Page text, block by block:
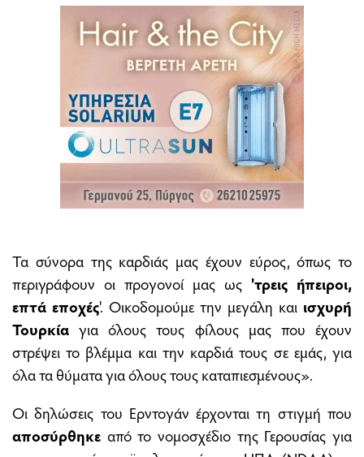
Τα σύνορα της καρδιάς μας έχουν εύρος, όπως το
περιγράφουν οι προγονοί μας ως 'τρεις ήπειροι,
επτά εποχές'. Oικοδομούμε την μεγάλη και ισχυρή
Τουρκία για όλους τους φίλους μας που έχουν
στρέψει το βλέμμα και την καρδιά τους σε εμάς, για
όλα τα θύματα για όλους τους καταπιεσμένους».
Οι δηλώσεις του Ερντογάν έρχονται τη στιγμή που
αποσύρθηκε από το νομοσχέδιο της Γερουσίας για